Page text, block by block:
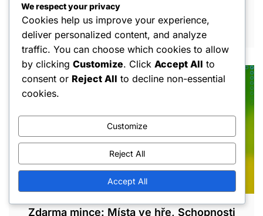
na použití, Integrace událostí
MAR 10, 2026
Zdarma mince: Místa ve hře, Schopnosti
We respect your privacy
Cookies help us improve your experience,
deliver personalized content, and analyze
traffic. You can choose which cookies to allow
by clicking Customize. Click Accept All to
consent or Reject All to decline non-essential
cookies.
Customize
Reject All
Accept All